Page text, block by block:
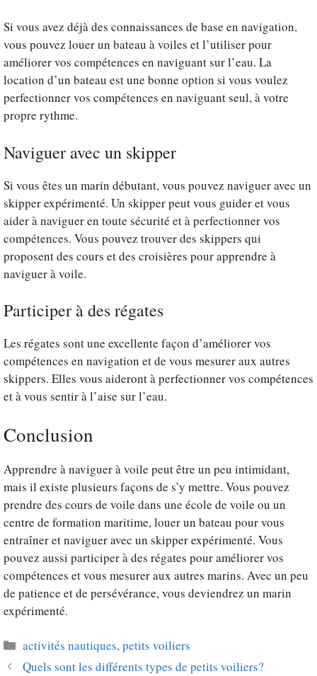
Si vous avez déjà des connaissances de base en navigation,
vous pouvez louer un bateau à voiles et l’utiliser pour
améliorer vos compétences en naviguant sur l’eau. La
location d’un bateau est une bonne option si vous voulez
perfectionner vos compétences en naviguant seul, à votre
propre rythme.
Naviguer avec un skipper
Si vous êtes un marin débutant, vous pouvez naviguer avec un
skipper expérimenté. Un skipper peut vous guider et vous
aider à naviguer en toute sécurité et à perfectionner vos
compétences. Vous pouvez trouver des skippers qui
proposent des cours et des croisières pour apprendre à
naviguer à voile.
Participer à des régates
Les régates sont une excellente façon d’améliorer vos
compétences en navigation et de vous mesurer aux autres
skippers. Elles vous aideront à perfectionner vos compétences
et à vous sentir à l’aise sur l’eau.
Conclusion
Apprendre à naviguer à voile peut être un peu intimidant,
mais il existe plusieurs façons de s’y mettre. Vous pouvez
prendre des cours de voile dans une école de voile ou un
centre de formation maritime, louer un bateau pour vous
entraîner et naviguer avec un skipper expérimenté. Vous
pouvez aussi participer à des régates pour améliorer vos
compétences et vous mesurer aux autres marins. Avec un peu
de patience et de persévérance, vous deviendrez un marin
expérimenté.
Catégories
activités nautiques,petits voiliers
Quels sont les différents types de petits voiliers?